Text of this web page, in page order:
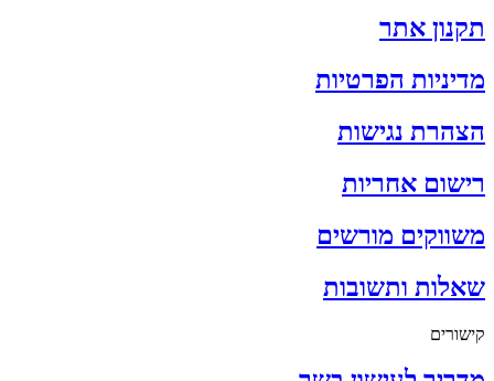
תקנון אתר
מדיניות הפרטיות
הצהרת נגישות
רישום אחריות
משווקים מורשים
שאלות ותשובות
קישורים